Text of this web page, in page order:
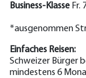
Business-Klasse Fr.
*ausgenommen
Einfaches Reisen:
Schweizer Bürger
mindestens 6